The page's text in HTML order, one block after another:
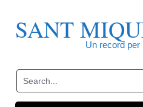
contentSANT
Un record per